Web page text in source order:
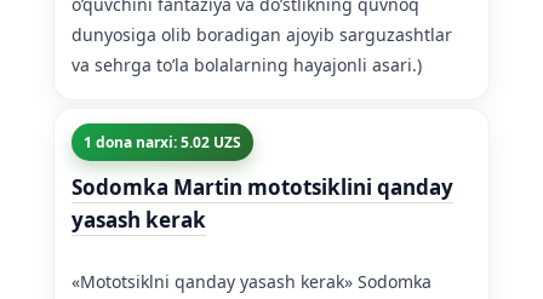
dunyosiga olib boradigan ajoyib sarguzashtlar
va sehrga to’la bolalarning hayajonli asari.)
1 dona narxi: 5.02 UZS
Sodomka Martin mototsiklini qanday
yasash kerak
«Mototsiklni qanday yasash kerak» Sodomka